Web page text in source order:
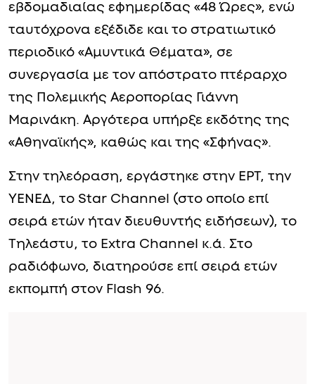
εβδομαδιαίας εφημερίδας «48 Ώρες», ενώ
ταυτόχρονα εξέδιδε και το στρατιωτικό
περιοδικό «Αμυντικά Θέματα», σε
συνεργασία με τον απόστρατο πτέραρχο
της Πολεμικής Αεροπορίας Γιάννη
Μαρινάκη. Αργότερα υπήρξε εκδότης της
«Αθηναϊκής», καθώς και της «Σφήνας».
Στην τηλεόραση, εργάστηκε στην ΕΡΤ, την
ΥΕΝΕΔ, το Star Channel (στο οποίο επί
σειρά ετών ήταν διευθυντής ειδήσεων), το
Τηλεάστυ, το Extra Channel κ.ά. Στο
ραδιόφωνο, διατηρούσε επί σειρά ετών
εκπομπή στον Flash 96.